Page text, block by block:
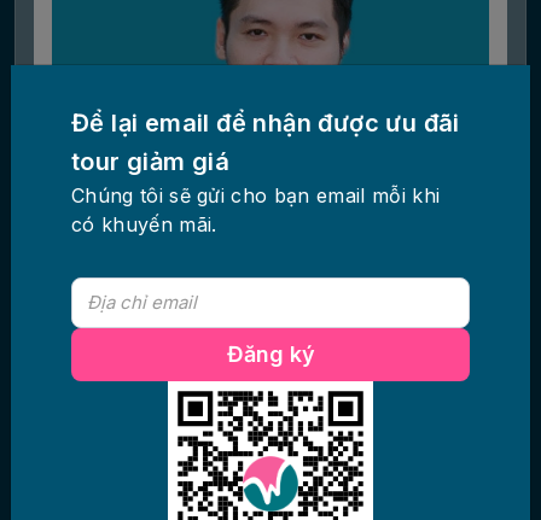
Ông Vũ Ngọc Hải
Giám đốc Công nghệ
Đồng sáng lập Cộng đồng Startup Việt.
Để lại email để nhận được ưu đãi
tour giảm giá
Chúng tôi sẽ gửi cho bạn email mỗi khi
có khuyến mãi.
Đăng ký